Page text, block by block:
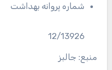
شماره پروانه بهداشت
12/13926
منبع: جالبز